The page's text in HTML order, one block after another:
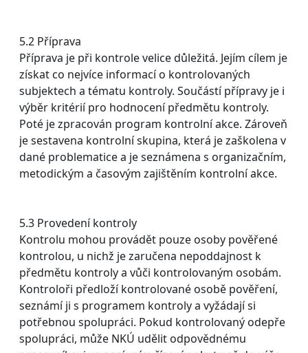
5.2 Příprava
Příprava je při kontrole velice důležitá. Jejím cílem je
získat co nejvíce informací o kontrolovaných
subjektech a tématu kontroly. Součástí přípravy je i
výběr kritérií pro hodnocení předmětu kontroly.
Poté je zpracován program kontrolní akce. Zároveň
je sestavena kontrolní skupina, která je zaškolena v
dané problematice a je seznámena s organizačním,
metodickým a časovým zajištěním kontrolní akce.
5.3 Provedení kontroly
Kontrolu mohou provádět pouze osoby pověřené
kontrolou, u nichž je zaručena nepoddajnost k
předmětu kontroly a vůči kontrolovaným osobám.
Kontroloři předloží kontrolované osobě pověření,
seznámí ji s programem kontroly a vyžádají si
potřebnou spolupráci. Pokud kontrolovaný odepře
spolupráci, může NKÚ udělit odpovědnému